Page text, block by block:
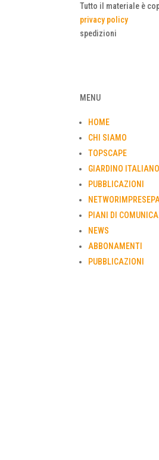
Tutto il materiale è
privacy policy
spedizioni
MENU
HOME
CHI SIAMO
TOPSCAPE
GIARDINO ITALIANO
PUBBLICAZIONI
PIANI DI
NEWS
ABBONAMENTI
PUBBLICAZIONI